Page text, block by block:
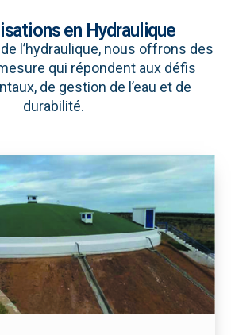
en Hydraulique
l’hydraulique, nous offrons des
qui répondent aux défis
de gestion de l’eau et de
durabilité.